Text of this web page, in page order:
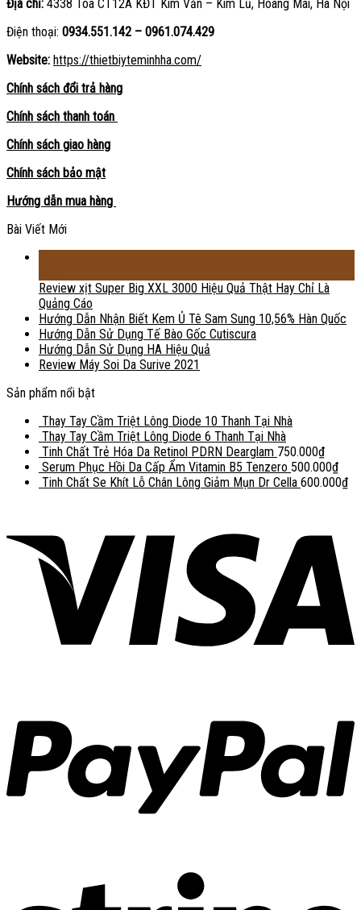
Địa chỉ: 4338 Tòa CT12A KĐT Kim Văn – Kim Lũ, Hoàng Mai, Hà Nội
Điện thoại: 0934.551.142 – 0961.074.429
Website: https://thietbiyteminhha.com/
Chính sách đổi trả hàng
Chính sách thanh toán
Chính sách giao hàng
Chính sách bảo mật
Hướng dẫn mua hàng
Bài Viết Mới
Review xịt Super Big XXL 3000 Hiệu Quả Thật Hay Chỉ Là
Quảng Cáo
Hướng Dẫn Nhận Biết Kem Ủ Tê Sam Sung 10,56% Hàn Quốc
Hướng Dẫn Sử Dụng Tế Bào Gốc Cutiscura
Hướng Dẫn Sử Dụng HA Hiệu Quả
Review Máy Soi Da Surive 2021
Sản phẩm nổi bật
Thay Tay Cầm Triệt Lông Diode 10 Thanh Tại Nhà
Thay Tay Cầm Triệt Lông Diode 6 Thanh Tại Nhà
Tinh Chất Trẻ Hóa Da Retinol PDRN Dearglam 750.000₫
Serum Phục Hồi Da Cấp Ẩm Vitamin B5 Tenzero 500.000₫
Tinh Chất Se Khít Lỗ Chân Lông Giảm Mụn Dr Cella 600.000₫